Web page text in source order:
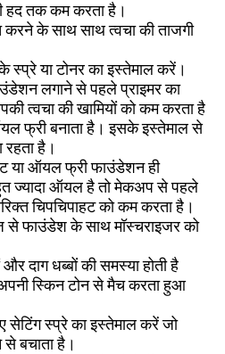
हद तक कम करता है।
करने के साथ साथ त्वचा की ताजगी
या टोनर का इस्तेमाल करें।
लगाने से पहले प्राइमर का
त्वचा की खामियों को कम करता है
फ्री बनाता है। इसके इस्तेमाल से
है।
या ऑयल फ्री फाउंडेशन ही
ज्यादा ऑयल है तो मेकअप से पहले
चिपचिपाहट को कम करता है।
फाउंडेश के साथ मॉस्चराइजर को
दाग धब्बों की समस्या होती है
स्किन टोन से मैच करता हुआ
स्प्रे का इस्तेमाल करें जो
बचाता है।